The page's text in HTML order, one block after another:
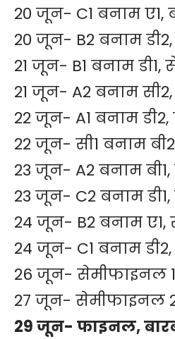
20 जून- C1 बनाम ए1,
20 जून- B2 बनाम डी2,
21 जून- B1 बनाम डी1,
21 जून- A2 बनाम सी2,
22 जून- A1 बनाम डी2,
22 जून- सी1 बनाम
23 जून- A2 बनाम बी1,
23 जून- C2 बनाम डी1,
24 जून- B2 बनाम ए1,
24 जून- C1 बनाम
26 जून- सेमीफाइनल
27 जून- सेमीफाइनल 2,
29 जून- फाइनल,